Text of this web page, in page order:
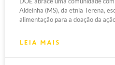
Aldeinha (MS), da etnia Terena,
alimentação para a doação da
LEIA MAIS